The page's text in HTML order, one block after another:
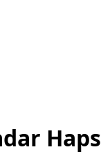
Haps